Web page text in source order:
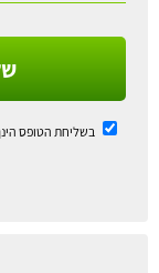
בשליחת הטופס